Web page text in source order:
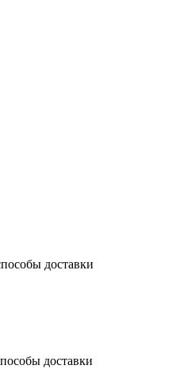
доставки
доставки